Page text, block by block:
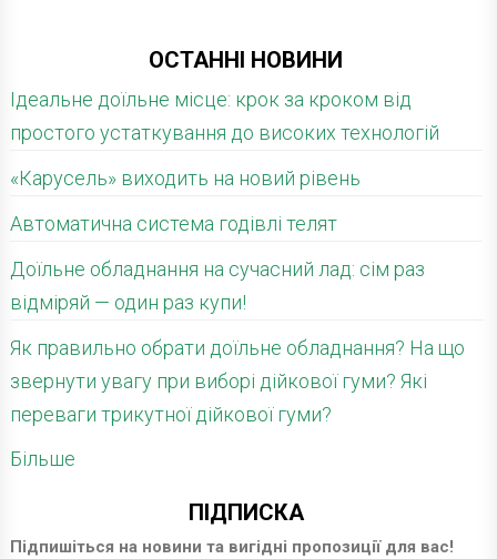
ОСТАННІ НОВИНИ
Ідеальне доїльне місце: крок за кроком від
простого устаткування до високих технологій
«Карусель» виходить на новий рівень
Автоматична система годівлі телят
Доїльне обладнання на сучасний лад: сім раз
відміряй — один раз купи!
Як правильно обрати доїльне обладнання? На що
звернути увагу при виборі дійкової гуми? Які
переваги трикутної дійкової гуми?
Більше
ПІДПИСКА
Підпишіться на новини та вигідні пропозиції для вас!